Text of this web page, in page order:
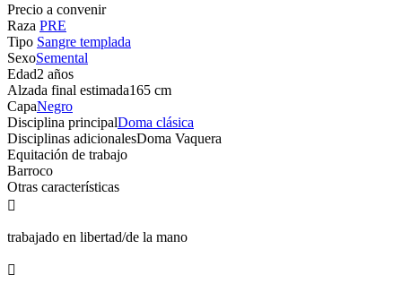
Precio a convenir
Raza PRE
Tipo Sangre templada
SexoSemental
Edad2 años
Alzada final estimada165 cm
CapaNegro
Disciplina principalDoma clásica
Disciplinas adicionalesDoma Vaquera
Equitación de trabajo
Barroco
Otras características

trabajado en libertad/de la mano
